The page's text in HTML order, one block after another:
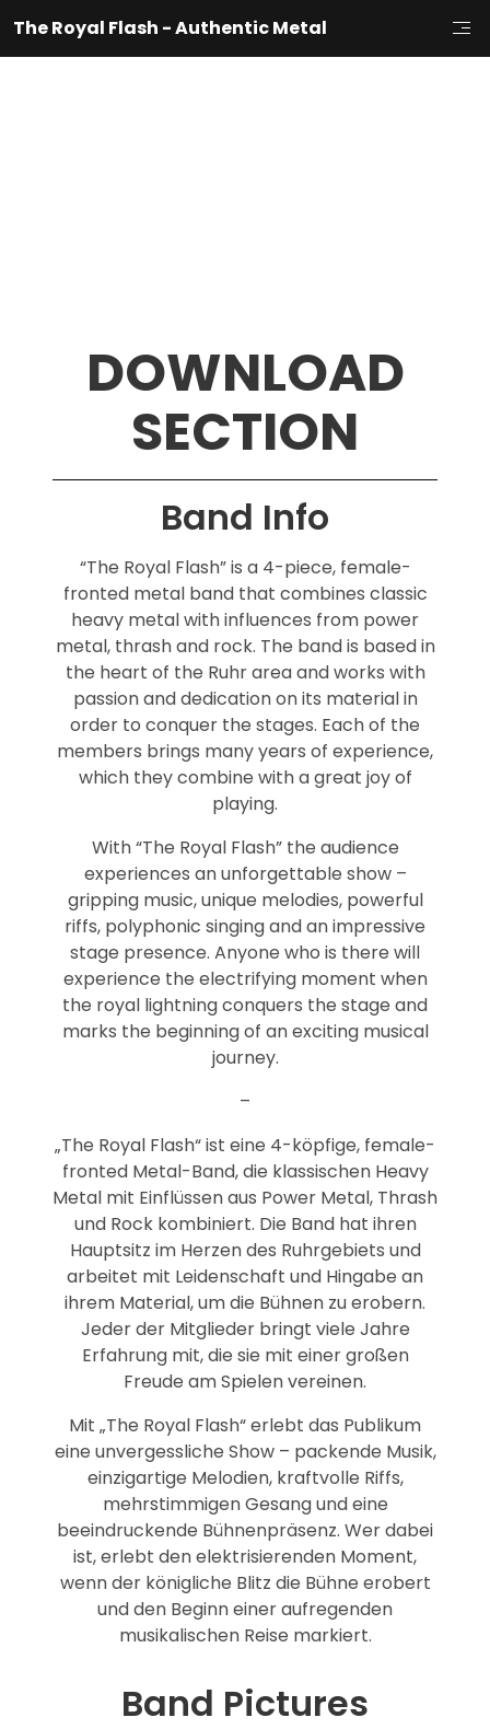
The Royal Flash - Authentic Metal
DOWNLOAD
SECTION
Band Info
“The Royal Flash” is a 4-piece, female-
fronted metal band that combines classic
heavy metal with influences from power
metal, thrash and rock. The band is based in
the heart of the Ruhr area and works with
passion and dedication on its material in
order to conquer the stages. Each of the
members brings many years of experience,
which they combine with a great joy of
playing.
With “The Royal Flash” the audience
experiences an unforgettable show –
gripping music, unique melodies, powerful
riffs, polyphonic singing and an impressive
stage presence. Anyone who is there will
experience the electrifying moment when
the royal lightning conquers the stage and
marks the beginning of an exciting musical
journey.
–
„The Royal Flash“ ist eine 4-köpfige, female-
fronted Metal-Band, die klassischen Heavy
Metal mit Einflüssen aus Power Metal, Thrash
und Rock kombiniert. Die Band hat ihren
Hauptsitz im Herzen des Ruhrgebiets und
arbeitet mit Leidenschaft und Hingabe an
ihrem Material, um die Bühnen zu erobern.
Jeder der Mitglieder bringt viele Jahre
Erfahrung mit, die sie mit einer großen
Freude am Spielen vereinen.
Mit „The Royal Flash“ erlebt das Publikum
eine unvergessliche Show – packende Musik,
einzigartige Melodien, kraftvolle Riffs,
mehrstimmigen Gesang und eine
beeindruckende Bühnenpräsenz. Wer dabei
ist, erlebt den elektrisierenden Moment,
wenn der königliche Blitz die Bühne erobert
und den Beginn einer aufregenden
musikalischen Reise markiert.
Band Pictures